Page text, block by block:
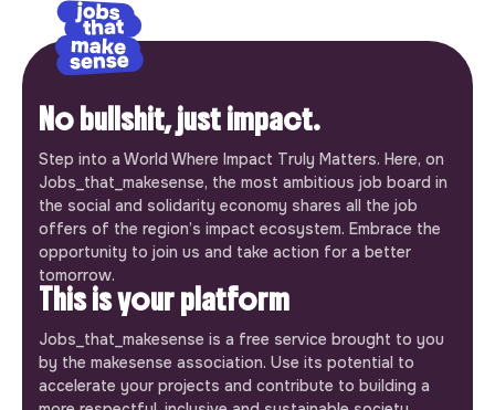
No bullshit, just impact.
Step into a World Where Impact Truly Matters. Here, on
Jobs_that_makesense, the most ambitious job board in
the social and solidarity economy shares all the job
offers of the region’s impact ecosystem. Embrace the
opportunity to join us and take action for a better
tomorrow.
This is your platform
Jobs_that_makesense is a free service brought to you
by the makesense association. Use its potential to
accelerate your projects and contribute to building a